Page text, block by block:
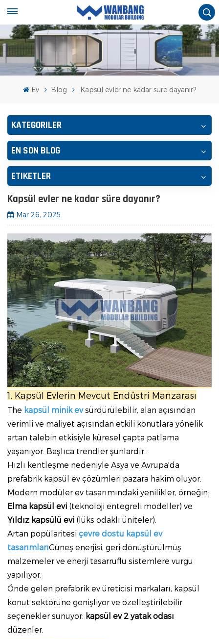
Ev Blog Kapsül evler ne kadar süre dayanır?
KATEGORILER
EN SON BLOG
ETIKETLER
Kapsül evler ne kadar süre dayanır?
Mar 26, 2025
1. Kapsül Evlerin Mevcut Endüstri Manzarası
The kapsül minik ev sürdürülebilir, alan açısından
verimli ve maliyet açısından etkili konutlara yönelik
artan talebin etkisiyle küresel çapta patlama
yaşanıyor. Başlıca trendler şunlardır:
Hızlı kentleşme nedeniyle Asya ve Avrupa'da
prefabrik kapsül ev çözümleri pazara hakim oluyor.
Modern modüler ev tasarımındaki yenilikler, örneğin:
Elma kapsül evi (teknoloji entegreli modeller) ve
Yıldız kapsülü evi (lüks odaklı üniteler).
Artan popülaritesi çevre dostu kapsül ev
tasarımlarıGüneş enerjisi, geri dönüştürülmüş
malzemeler ve enerji tasarruflu sistemlere vurgu
yapılıyor.
Önde gelen prefabrik ev üreticisi markaları, kapsül
konut sektörüne genişliyor ve özelleştirilebilir
seçenekler sunuyor: kapsül ev 2 yatak odası
düzenler.